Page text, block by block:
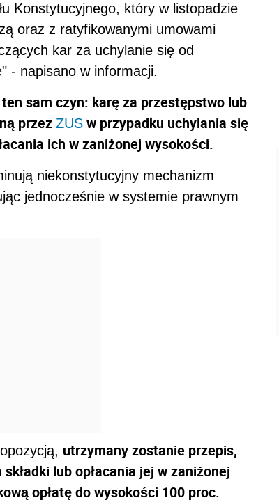
Konstytucyjnego, który w listopadzie
oraz z ratyfikowanymi umowami
kar za uchylanie się od
- napisano w informacji.
sam czyn: karę za przestępstwo lub
przez ZUS w przypadku uchylania się
ich w zaniżonej wysokości.
niekonstytucyjny mechanizm
jednocześnie w systemie prawnym
utrzymany zostanie przepis,
lub opłacania jej w zaniżonej
opłatę do wysokości 100 proc.